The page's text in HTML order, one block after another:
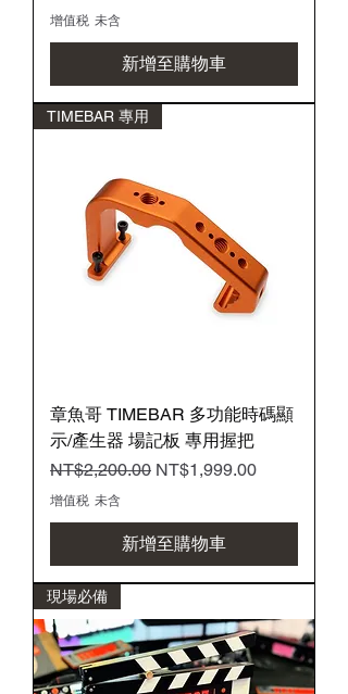
增值税 未含
新增至購物車
TIMEBAR 專用
章魚哥 TIMEBAR 多功能時碼顯
示/產生器 場記板 專用握把
一般價格
NT$2,200.00 促銷價格
NT$1,999.00
增值税 未含
新增至購物車
現場必備